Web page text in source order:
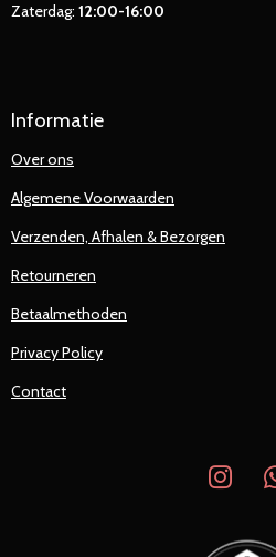
Zaterdag: 12:00-16:00
Informatie
Over ons
Algemene Voorwaarden
Verzenden, Afhalen & Bezorgen
Retourneren
Betaalmethoden
Privacy Policy
Contact
I
s
a